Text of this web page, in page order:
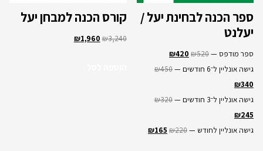
ספר הכנה לבחינת יעל /
יעלנט
ספר מודפס — ₪520
₪420
גישה אונליין ל־6 חודשים —
₪450
₪340
גישה אונליין ל־3 חודשים —
₪320
₪245
גישה אונליין לחודש —
₪220
₪165
קורס הכנה למבחן יעל
₪3,240
₪1,960